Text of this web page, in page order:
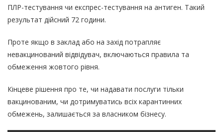
ПЛР-тестування чи експрес-тестування на антиген. Такий
результат дійсний 72 години.
Проте якщо в заклад або на захід потрапляє
невакцинований відвідувач, включаються правила та
обмеження жовтого рівня.
Кінцеве рішення про те, чи надавати послуги тільки
вакцинованим, чи дотримуватись всіх карантинних
обмежень, залишається за власником бізнесу.